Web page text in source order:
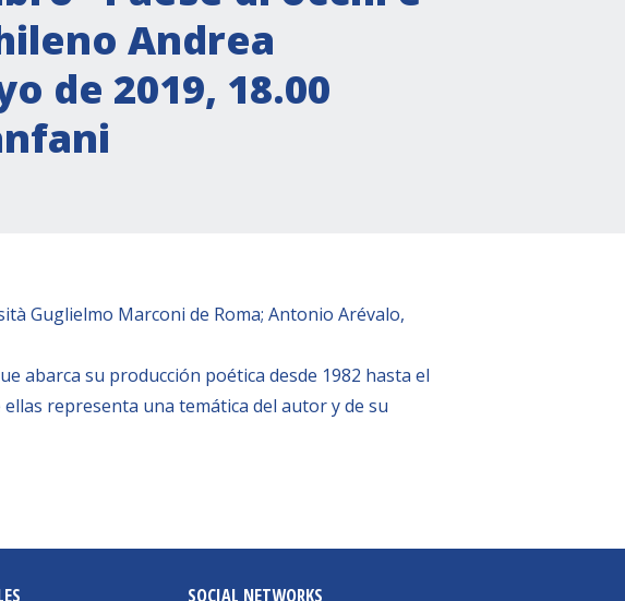
Andrea
de 2019, 18.00
Guglielmo Marconi de Roma; Antonio Arévalo,
abarca su producción poética desde 1982 hasta el
representa una temática del autor y de su
SOCIAL NETWORKS